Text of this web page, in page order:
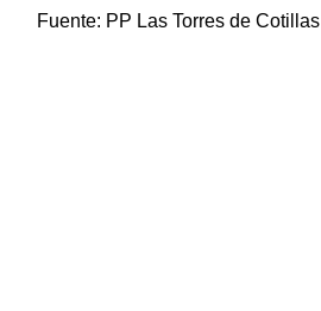
Fuente: PP Las Torres de Cotillas